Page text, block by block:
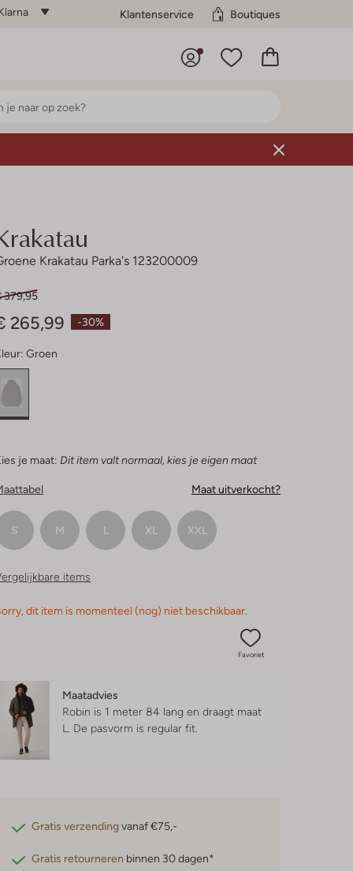
Klantenservice Boutiques
Krakatau Parka's 123200009
-30%
379,95
265,99
Groen
je maat: Dit item valt normaal, kies je eigen maat
Maat uitverkocht?
S M L XL XXL
items
dit item is momenteel (nog) niet beschikbaar.
Favoriet
Maatadvies
Robin is 1 meter 84 lang en draagt maat
L. De pasvorm is regular fit
Gratis verzendingvanaf €75,-
Gratis retourneren binnen 30 dagen*